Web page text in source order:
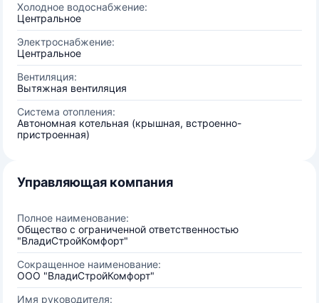
Холодное водоснабжение:
Центральное
Электроснабжение:
Центральное
Вентиляция:
Вытяжная вентиляция
Система отопления:
Автономная котельная (крышная, встроенно-
пристроенная)
Управляющая компания
Полное наименование:
Общество с ограниченной ответственностью
"ВладиСтройКомфорт"
Сокращенное наименование:
ООО "ВладиСтройКомфорт"
Имя руководителя: